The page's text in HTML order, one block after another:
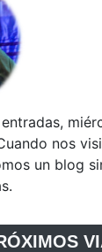
nos
un blog